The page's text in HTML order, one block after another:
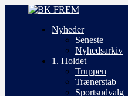
Nyheder
Seneste
Nyhedsarkiv
1. Holdet
Truppen
Trænerstab
Sportsudvalg